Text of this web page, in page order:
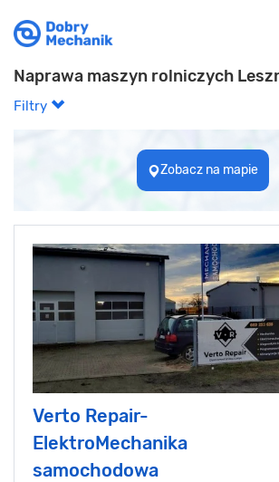
Naprawa maszyn rolniczych
Filtry
Zobacz na mapie
Verto Repair-
ElektroMechanika
samochodowa